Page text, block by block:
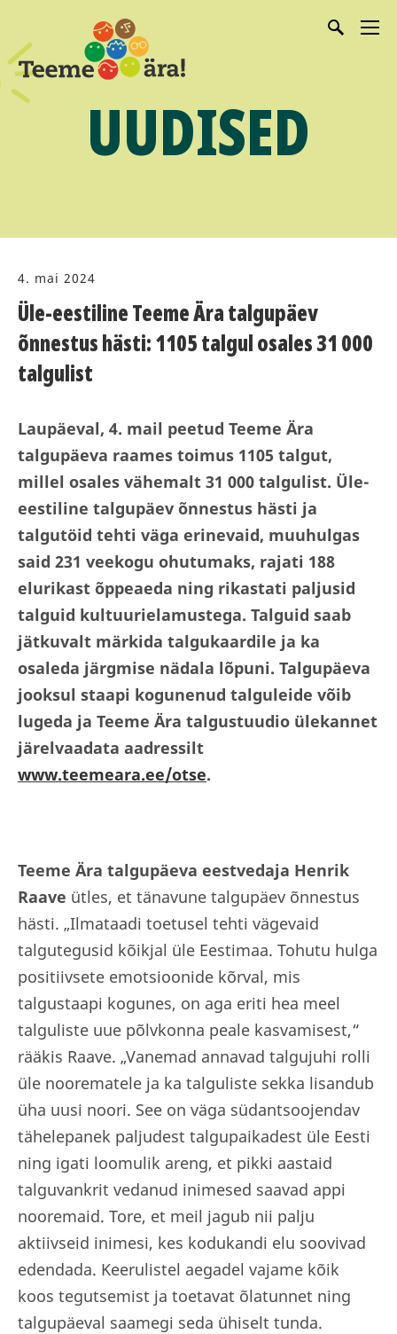
UUDISED
4. mai 2024
Üle-eestiline Teeme Ära talgupäev
õnnestus hästi: 1105 talgul osales 31 000
talgulist
Laupäeval, 4. mail peetud Teeme Ära
talgupäeva raames toimus 1105 talgut,
millel osales vähemalt 31 000 talgulist. Üle-
eestiline talgupäev õnnestus hästi ja
talgutöid tehti väga erinevaid, muuhulgas
said 231 veekogu ohutumaks, rajati 188
elurikast õppeaeda ning rikastati paljusid
talguid kultuurielamustega. Talguid saab
jätkuvalt märkida talgukaardile ja ka
osaleda järgmise nädala lõpuni. Talgupäeva
jooksul staapi kogunenud talguleide võib
lugeda ja Teeme Ära talgustuudio ülekannet
järelvaadata aadressilt
www.teemeara.ee/otse.
Teeme Ära talgupäeva eestvedaja Henrik
Raave ütles, et tänavune talgupäev õnnestus
hästi. „Ilmataadi toetusel tehti vägevaid
talgutegusid kõikjal üle Eestimaa. Tohutu hulga
positiivsete emotsioonide kõrval, mis
talgustaapi kogunes, on aga eriti hea meel
talguliste uue põlvkonna peale kasvamisest,“
rääkis Raave. „Vanemad annavad talgujuhi rolli
üle noorematele ja ka talguliste sekka lisandub
üha uusi noori. See on väga südantsoojendav
tähelepanek paljudest talgupaikadest üle Eesti
ning igati loomulik areng, et pikki aastaid
talguvankrit vedanud inimesed saavad appi
nooremaid. Tore, et meil jagub nii palju
aktiivseid inimesi, kes kodukandi elu soovivad
edendada. Keerulistel aegadel vajame kõik
koos tegutsemist ja toetavat õlatunnet ning
talgupäeval saamegi seda ühiselt tunda.